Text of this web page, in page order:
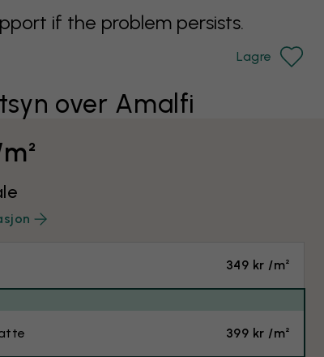
if the problem persists.
over Amalfi
Lagre
349 kr /m²
399 kr /m²